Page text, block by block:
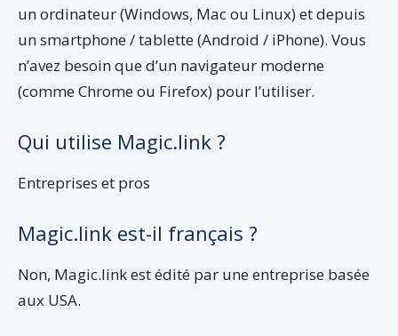
un ordinateur (Windows, Mac ou Linux) et depuis
un smartphone / tablette (Android / iPhone). Vous
n’avez besoin que d’un navigateur moderne
(comme Chrome ou Firefox) pour l’utiliser.
Qui utilise Magic.link ?
Entreprises et pros
Magic.link est-il français ?
Non, Magic.link est édité par une entreprise basée
aux USA.